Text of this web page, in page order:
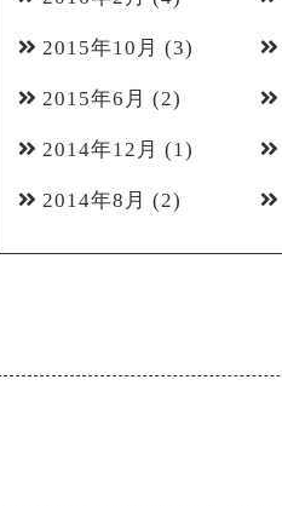
2015年10月 (3)
2015年6月 (2)
2014年12月 (1)
2014年8月 (2)